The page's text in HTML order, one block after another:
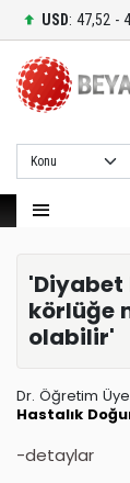
USD: 47,52 -
'Diyabet
körlüğe
olabilir'
Dr. Öğretim
Hastalık
-detaylar